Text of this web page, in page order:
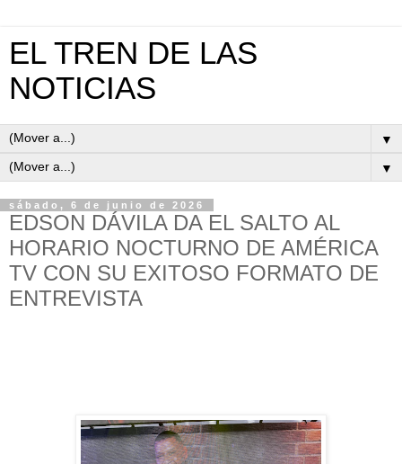
EL TREN DE LAS
NOTICIAS
▼
▼
sábado, 6 de junio de 2026
EDSON DÁVILA DA EL SALTO AL
HORARIO NOCTURNO DE AMÉRICA
TV CON SU EXITOSO FORMATO DE
ENTREVISTA